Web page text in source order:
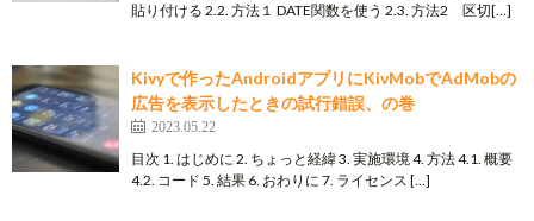
貼り付ける 2.2. 方法１ DATE関数を使う 2.3. 方法2 区切[…]
Kivyで作ったAndroidアプリにKivMobでAdMobの
広告を表示したときの試行錯誤、の巻
2023.05.22
目次 1. はじめに 2. ちょっと経緯 3. 実施環境 4. 方法 4.1. 概要
4.2. コード 5. 結果 6. おわりに 7. ライセンス […]